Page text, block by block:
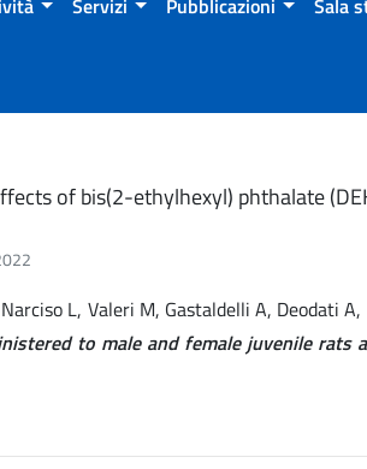
Servizi Pubblicazioni Sala
of bis(2-ethylhexyl) phthalate
L, Valeri M, Gastaldelli A, Deodati A,
to male and female juvenile